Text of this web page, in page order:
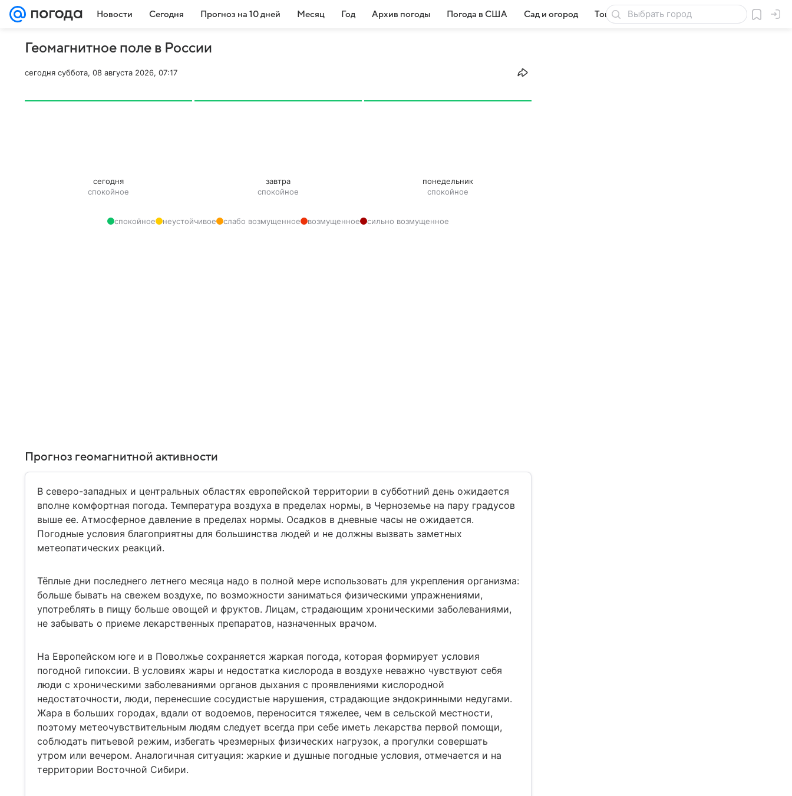
Новости Сегодня Прогноз на 10 дней Месяц Год Архив погоды Погода в США Сад и огород Товары для дачи
Геомагнитное поле в России
сегодня суббота, 08 августа 2026, 07:17
сегодня
спокойное
завтра
спокойное
понедельник
спокойное
спокойное неустойчивое слабо возмущенное возмущенное сильно возмущенное
Прогноз геомагнитной активности
В северо-западных и центральных областях европейской территории в субботний день ожидается
вполне комфортная погода. Температура воздуха в пределах нормы, в Черноземье на пару градусов
выше ее. Атмосферное давление в пределах нормы. Осадков в дневные часы не ожидается.
Погодные условия благоприятны для большинства людей и не должны вызвать заметных
метеопатических реакций.
Тёплые дни последнего летнего месяца надо в полной мере использовать для укрепления организма:
больше бывать на свежем воздухе, по возможности заниматься физическими упражнениями,
употреблять в пищу больше овощей и фруктов. Лицам, страдающим хроническими заболеваниями,
не забывать о приеме лекарственных препаратов, назначенных врачом.
На Европейском юге и в Поволжье сохраняется жаркая погода, которая формирует условия
погодной гипоксии. В условиях жары и недостатка кислорода в воздухе неважно чувствуют себя
люди с хроническими заболеваниями органов дыхания с проявлениями кислородной
недостаточности, люди, перенесшие сосудистые нарушения, страдающие эндокринными недугами.
Жара в больших городах, вдали от водоемов, переносится тяжелее, чем в сельской местности,
поэтому метеочувствительным людям следует всегда при себе иметь лекарства первой помощи,
соблюдать питьевой режим, избегать чрезмерных физических нагрузок, а прогулки совершать
утром или вечером. Аналогичная ситуация: жаркие и душные погодные условия, отмечается и на
территории Восточной Сибири.